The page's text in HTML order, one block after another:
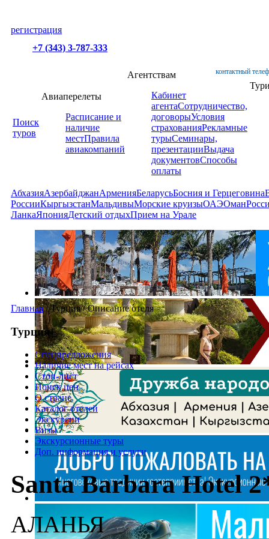
регистрация
+7 (343) 3-787-333
контактный
Поиск
туров
Авиаперелеты
Расписание и
наличие
местПравила
авиакомпаний
Агентствам
Кабинет
агентаСотрудничество,
договорыУсловия
страхованияРекламные
турыСеминары,
презентацииВыдача
документовСпособы
оплаты
АбхазияАзербайджанАрменияБеларусьБосния и Герцеговина
РоссииКыргызстанМальдивыМорские круизыОАЭОман
ЛанкаЯпонияДетский отдыхПрием на Урале
Главная /Турция/Описание отеля
Турция
Спецпредложения
Наличие мест на рейсах
Стоп-лист
Поиск цен
О стране
Каталог отелей
Экскурсии
Визы
Экскурсионные туры
Доп. информация и услуги
Santa Barbara Hotel
АЛАНЬЯ